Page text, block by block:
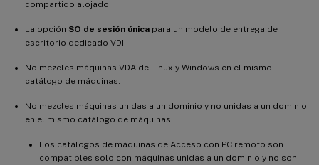
compartido alojado.
La opción SO de sesión única para un modelo de entrega de
escritorio dedicado VDI.
No mezcles máquinas VDA de Linux y Windows en el mismo
catálogo de máquinas.
No mezcles máquinas unidas a un dominio y no unidas a un dominio
en el mismo catálogo de máquinas.
Los catálogos de máquinas de Acceso con PC remoto son
compatibles solo con máquinas unidas a un dominio y no son